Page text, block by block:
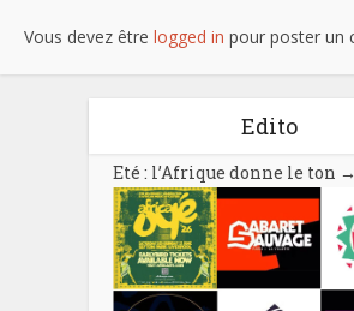
Vous devez être logged in pour poster un
Edito
Eté : l’Afrique donne le ton →